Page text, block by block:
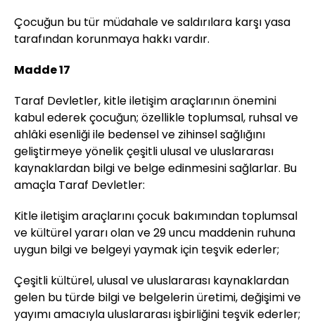
Çocuğun bu tür müdahale ve saldırılara karşı yasa
tarafından korunmaya hakkı vardır.
Madde 17
Taraf Devletler, kitle iletişim araçlarının önemini
kabul ederek çocuğun; özellikle toplumsal, ruhsal ve
ahlâki esenliği ile bedensel ve zihinsel sağlığını
geliştirmeye yönelik çeşitli ulusal ve uluslararası
kaynaklardan bilgi ve belge edinmesini sağlarlar. Bu
amaçla Taraf Devletler:
Kitle iletişim araçlarını çocuk bakımından toplumsal
ve kültürel yararı olan ve 29 uncu maddenin ruhuna
uygun bilgi ve belgeyi yaymak için teşvik ederler;
Çeşitli kültürel, ulusal ve uluslararası kaynaklardan
gelen bu türde bilgi ve belgelerin üretimi, değişimi ve
yayımı amacıyla uluslararası işbirliğini teşvik ederler;